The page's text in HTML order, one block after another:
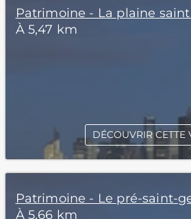
Patrimoine - La plaine
À 5,47 km
DÉCOUVRIR CETTE
Patrimoine - Le pré-saint-
À 5,66 km